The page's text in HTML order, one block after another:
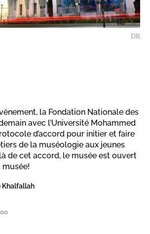
DR
la Fondation Nationale des
avec l’Université Mohammed
d’accord pour initier et faire
de la muséologie aux jeunes
de cet accord, le musée est ouvert
musée!
Khalfallah